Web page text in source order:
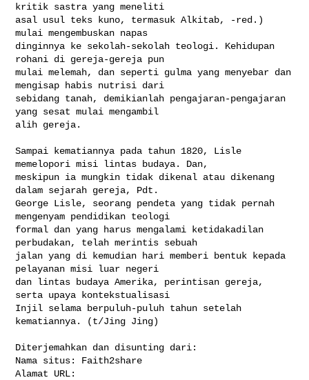
kritik sastra yang meneliti
asal usul teks kuno, termasuk Alkitab, -red.)
mulai mengembuskan napas
dinginnya ke sekolah-sekolah teologi. Kehidupan
rohani di gereja-gereja pun
mulai melemah, dan seperti gulma yang menyebar dan
mengisap habis nutrisi dari
sebidang tanah, demikianlah pengajaran-pengajaran
yang sesat mulai mengambil
alih gereja.
Sampai kematiannya pada tahun 1820, Lisle
memelopori misi lintas budaya. Dan,
meskipun ia mungkin tidak dikenal atau dikenang
dalam sejarah gereja, Pdt.
George Lisle, seorang pendeta yang tidak pernah
mengenyam pendidikan teologi
formal dan yang harus mengalami ketidakadilan
perbudakan, telah merintis sebuah
jalan yang di kemudian hari memberi bentuk kepada
pelayanan misi luar negeri
dan lintas budaya Amerika, perintisan gereja,
serta upaya kontekstualisasi
Injil selama berpuluh-puluh tahun setelah
kematiannya. (t/Jing Jing)
Diterjemahkan dan disunting dari:
Nama situs: Faith2share